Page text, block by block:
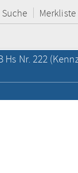
Suche Merkliste
Hs Nr. 222